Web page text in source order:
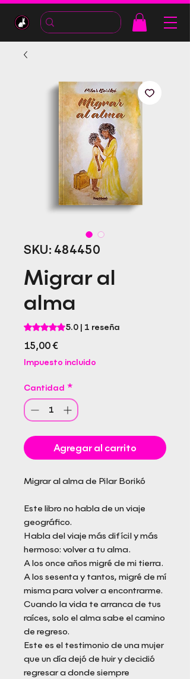
SKU: 484450
Migrar al
alma
Según 1 reseña, la calificación es de
5.0 | 1 reseña
15,00 €Precio
Impuesto incluido
Cantidad *
Agregar al carrito
Migrar al alma de Pilar Borikó
Este libro no habla de un viaje
geográfico.
Habla del viaje más difícil y más
hermoso: volver a tu alma.
A los once años migré de mi tierra.
A los sesenta y tantos, migré de mí
misma para volver a encontrarme.
Cuando la vida te arranca de tus
raíces, solo el alma sabe el camino
de regreso.
Este es el testimonio de una mujer
que un día dejó de huir y decidió
regresar a donde siempre